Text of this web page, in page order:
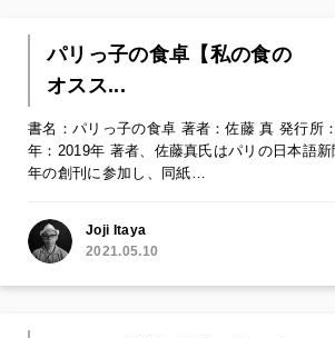
パリっ子の食卓【私の食の
オスス...
書名：パリっ子の食卓 著者：佐藤 真 発行所
年：2019年 著者、佐藤真氏はパリの日本語
年の創刊に参加し、同紙…
Joji Itaya
2021.05.10